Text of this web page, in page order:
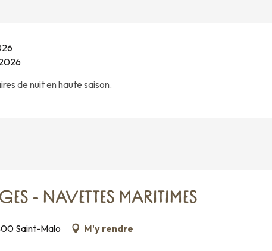
de nuit en haute saison.
- NAVETTES MARITIMES
Saint-Malo M'y rendre